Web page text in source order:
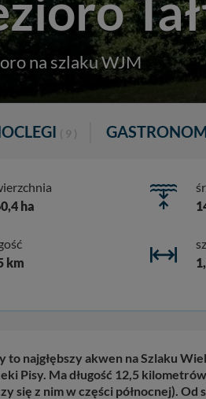
na szlaku WJM
( 9 )
ha
km
to najgłębszy akwen na Szlaku
Pisy. Ma długość 12,5
się z nim w części północnej).